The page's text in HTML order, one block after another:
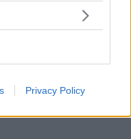
Privacy Policy
Γιατί τα λένε
το σύντομο και
μήπως πιο
αντι για
πολιτική ρε παιδάκι